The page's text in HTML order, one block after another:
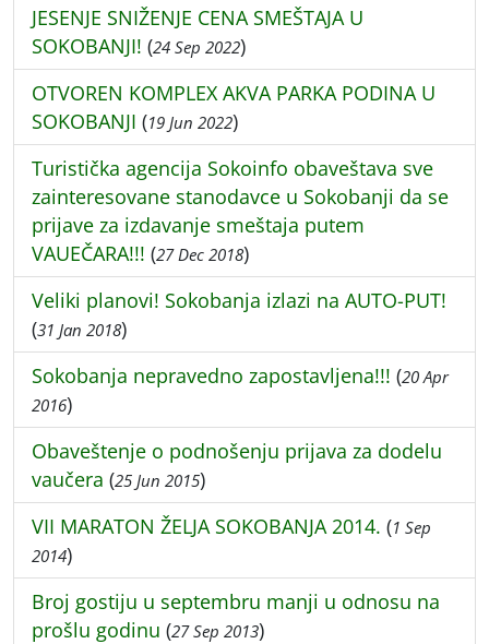
JESENJE SNIŽENJE CENA SMEŠTAJA U
SOKOBANJI! (24 Sep 2022)
OTVOREN KOMPLEX AKVA PARKA PODINA U
SOKOBANJI (19 Jun 2022)
Turistička agencija Sokoinfo obaveštava sve
zainteresovane stanodavce u Sokobanji da se
prijave za izdavanje smeštaja putem
VAUEČARA!!! (27 Dec 2018)
Veliki planovi! Sokobanja izlazi na AUTO-PUT!
(31 Jan 2018)
Sokobanja nepravedno zapostavljena!!! (20 Apr
2016)
Obaveštenje o podnošenju prijava za dodelu
vaučera (25 Jun 2015)
VII MARATON ŽELJA SOKOBANJA 2014. (1 Sep
2014)
Broj gostiju u septembru manji u odnosu na
prošlu godinu (27 Sep 2013)